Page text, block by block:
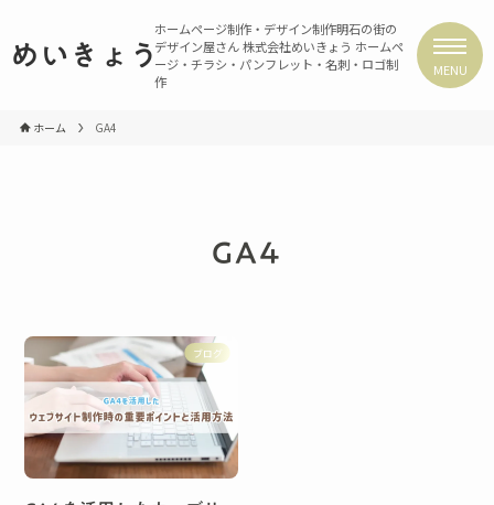
めいきょう
ホームページ制作・デザイン制作明石の街の
デザイン屋さん 株式会社めいきょう ホームペ
ージ・チラシ・パンフレット・名刺・ロゴ制
作
MENU
ホーム GA4
GA4
ブログ